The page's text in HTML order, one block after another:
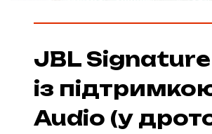
JBL
із
Audio (у